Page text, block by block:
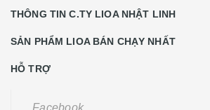
THÔNG TIN C.TY LIOA NHẬT LINH
SẢN PHẨM LIOA BÁN CHẠY NHẤT
HỖ TRỢ
Facebook